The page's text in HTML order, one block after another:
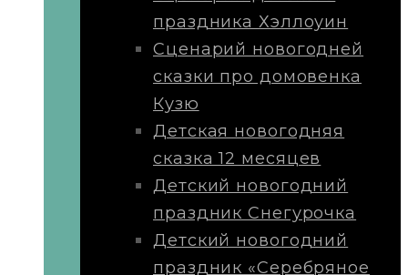
праздника Хэллоуин
Сценарий новогодней
сказки про домовенка
Кузю
Детская новогодняя
сказка 12 месяцев
Детский новогодний
праздник Снегурочка
Детский новогодний
праздник «Серебряное